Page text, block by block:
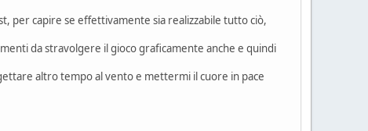
per capire se effettivamente sia realizzabile tutto ciò,
da stravolgere il gioco graficamente anche e quindi
altro tempo al vento e mettermi il cuore in pace